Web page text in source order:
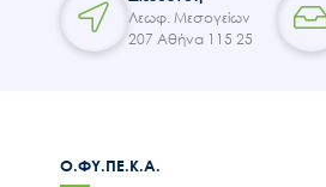
Λεωφ. Μεσογείων
207 Αθήνα 115 25
Ο.ΦΥ.ΠΕ.Κ.Α.